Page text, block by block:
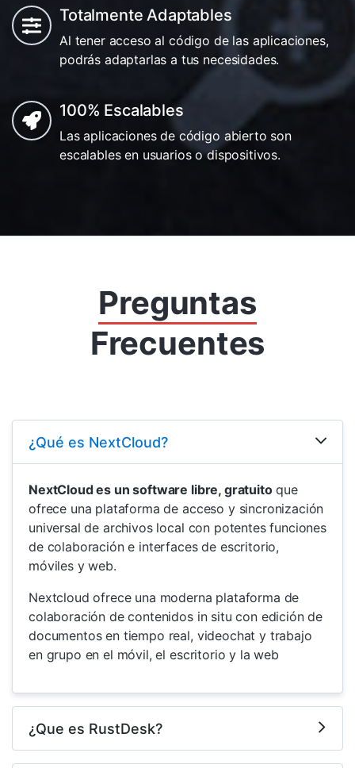
Totalmente Adaptables
Al tener acceso al código de las aplicaciones,
podrás adaptarlas a tus necesidades.
100% Escalables
Las aplicaciones de código abierto son
escalables en usuarios o dispositivos.
Preguntas
Frecuentes
¿Qué es NextCloud?
NextCloud es un software libre, gratuitoque
ofrece una plataforma de acceso y sincronización
universal de archivos local con potentes funciones
de colaboración e interfaces de escritorio,
móviles y web.
Nextcloud ofrece una moderna plataforma de
colaboración de contenidos in situ con edición de
documentos en tiempo real, videochat y trabajo
en grupo en el móvil, el escritorio y la web
¿Que es RustDesk?